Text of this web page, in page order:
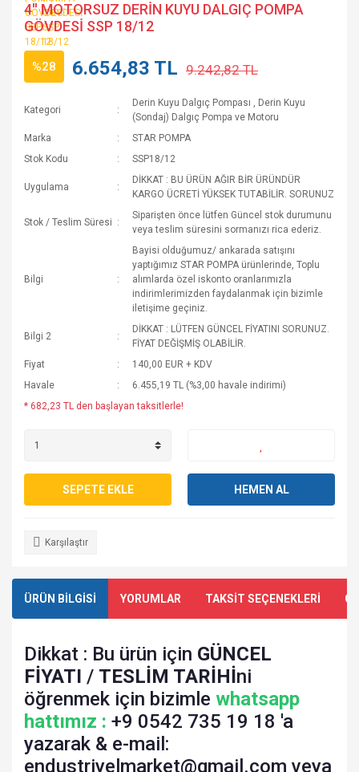
4'' MOTORSUZ DERİN KUYU DALGIÇ POMPA
GÖVDESİ SSP 18/12
%28 6.654,83 TL 9.242,82 TL
Kategori
Derin Kuyu Dalgıç Pompası , Derin Kuyu
(Sondaj) Dalgıç Pompa ve Motoru
Marka
STAR POMPA
Stok Kodu
SSP18/12
Uygulama
DİKKAT : BU ÜRÜN AĞIR BİR ÜRÜNDÜR
KARGO ÜCRETİ YÜKSEK TUTABİLİR. SORUNUZ
Stok / Teslim Süresi
Siparişten önce lütfen Güncel stok durumunu
veya teslim süresini sormanızı rica ederiz.
Bilgi
Bayisi olduğumuz/ ankarada satışını
yaptığımız STAR POMPA ürünlerinde, Toplu
alımlarda özel iskonto oranlarımızla
indirimlerimizden faydalanmak için bizimle
iletişime geçiniz.
Bilgi 2
DİKKAT : LÜTFEN GÜNCEL FİYATINI SORUNUZ.
FİYAT DEĞİŞMİŞ OLABİLİR.
Fiyat
140,00 EUR + KDV
Havale
6.455,19 TL (%3,00 havale indirimi)
* 682,23 TL den başlayan taksitlerle!
SEPETE EKLE HEMEN AL
Karşılaştır
ÜRÜN BİLGİSİ YORUMLAR TAKSİT SEÇENEKLERİ
Dikkat : Bu ürün için GÜNCEL
FİYATI / TESLİM TARİHİni
öğrenmek için bizimle whatsapp
hattımız : +9 0542 735 19 18 'a
yazarak & e-mail:
endustriyelmarket@gmail.com veya